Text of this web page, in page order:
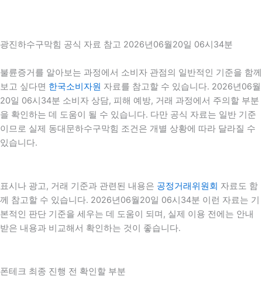
광진하수구막힘 공식 자료 참고 2026년06월20일 06시34분
불륜증거를 알아보는 과정에서 소비자 관점의 일반적인 기준을 함께
보고 싶다면 한국소비자원 자료를 참고할 수 있습니다. 2026년06월
20일 06시34분 소비자 상담, 피해 예방, 거래 과정에서 주의할 부분
을 확인하는 데 도움이 될 수 있습니다. 다만 공식 자료는 일반 기준
이므로 실제 동대문하수구막힘 조건은 개별 상황에 따라 달라질 수
있습니다.
표시나 광고, 거래 기준과 관련된 내용은 공정거래위원회 자료도 함
께 참고할 수 있습니다. 2026년06월20일 06시34분 이런 자료는 기
본적인 판단 기준을 세우는 데 도움이 되며, 실제 이용 전에는 안내
받은 내용과 비교해서 확인하는 것이 좋습니다.
폰테크 최종 진행 전 확인할 부분